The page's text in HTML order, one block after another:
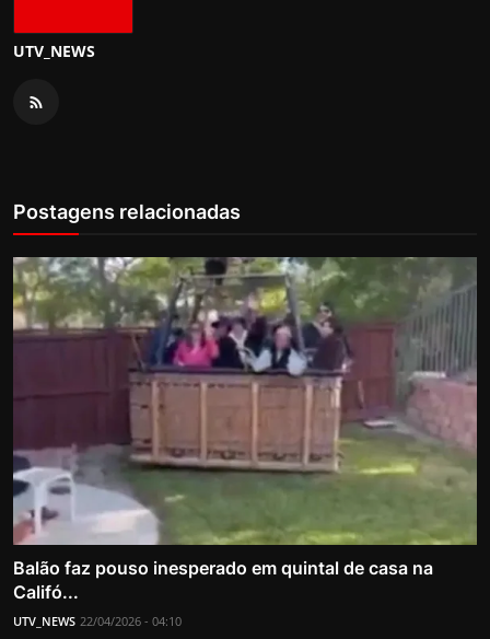
UTV_NEWS
Postagens relacionadas
Balão faz pouso inesperado em quintal de casa na
Califó...
UTV_NEWS 22/04/2026 - 04:10